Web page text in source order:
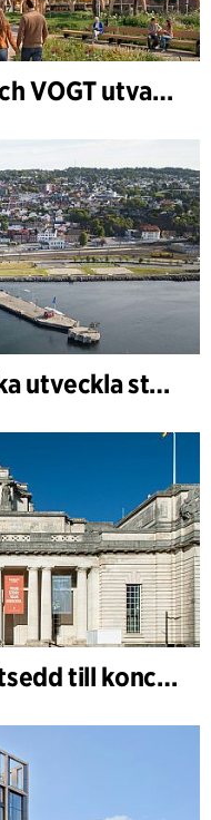
C.F. Møller Architects och VOGT utvalda att forma framtidens Hamburg-Altona
C.F. Møller Architects ska utveckla strategin för ”Knutepunkt Larvik och indre havn”
C.F. Møller Architects utsedd till konceptarkitekt för projektet National Museum Cardiff